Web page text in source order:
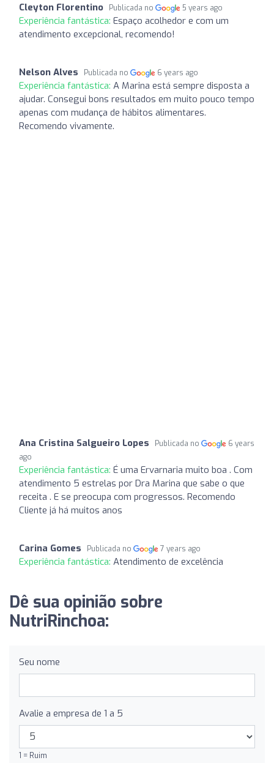
Cleyton Florentino Publicada no 5 years ago
Experiência fantástica: Espaço acolhedor e com um
atendimento excepcional, recomendo!
Nelson Alves Publicada no 6 years ago
Experiência fantástica: A Marina está sempre disposta a
ajudar. Consegui bons resultados em muito pouco tempo
apenas com mudança de hábitos alimentares.
Recomendo vivamente.
Ana Cristina Salgueiro Lopes Publicada no
6 years
ago
Experiência fantástica: É uma Ervarnaria muito boa . Com
atendimento 5 estrelas por Dra Marina que sabe o que
receita . E se preocupa com progressos. Recomendo
Cliente já há muitos anos
Carina Gomes Publicada no 7 years ago
Experiência fantástica: Atendimento de excelência
Dê sua opinião sobre
NutriRinchoa:
Seu nome
Avalie a empresa de 1 a 5
1 = Ruim